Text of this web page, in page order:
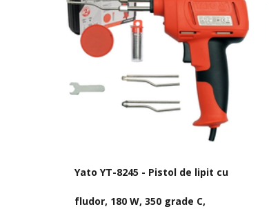
Yato YT-8245 - Pistol de lipit cu
fludor, 180 W, 350 grade C,